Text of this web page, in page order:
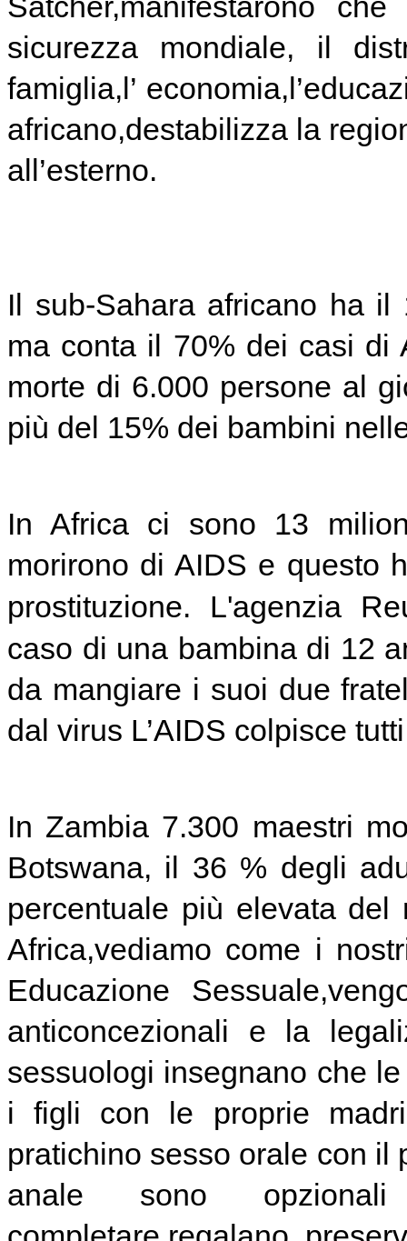
sicurezza mondiale, il
famiglia,l’
africano,destabilizza la
all’esterno.
Il sub-Sahara africano ha
ma conta il 70% dei casi di
morte di 6.000 persone al
più del 15% dei bambini
In Africa ci sono 13
morirono di AIDS e questo
prostituzione. L'agenzia
caso di una bambina di 12
da mangiare i suoi due
dal virus L’AIDS colpisce
In Zambia 7.300 maestri
Botswana, il 36 % degli
percentuale più elevata
Africa,vediamo come i
Educazione
anticoncezionali e la
sessuologi insegnano che
i figli con le proprie
pratichino sesso orale con il
anale sono